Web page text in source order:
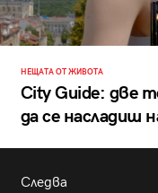
НЕЩАТА ОТ ЖИВОТА
City Guide: две
да се насладиш
Следва